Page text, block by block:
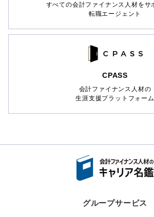
すべての会計ファイナンス人材をサ
転職エージェント
CPASS
会計ファイナンス人材の
生涯支援プラットフォーム
グループサービス